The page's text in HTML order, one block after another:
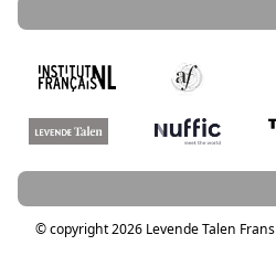
© copyright 2026 Levende Talen Frans